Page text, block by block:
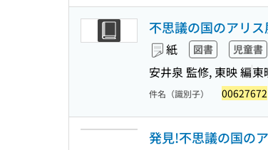
不思議の国のアリ
紙 図書 児童書
安井泉 監修, 東映 編東
件名（識別子） 00627672
発見!不思議の国の